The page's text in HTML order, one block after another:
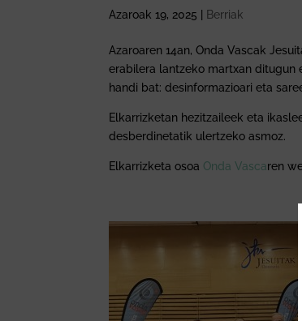
Azaroak 19, 2025 Berriak
Azaroaren 14an, Onda Vascak
erabilera lantzeko martxan ditugun
handi bat: desinformazioari eta
Elkarrizketan hezitzaileek eta
desberdinetatik ulertzeko asmoz.
Elkarrizketa osoa Onda Vascaren